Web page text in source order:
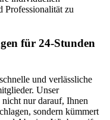
Professionalität zu
für 24-Stunden
und verlässliche
Unser
nicht nur darauf, Ihnen
sondern kümmert